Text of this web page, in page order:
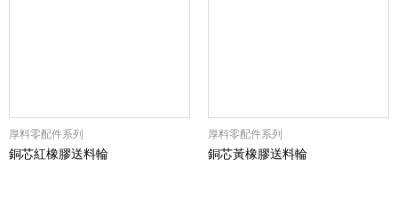
厚料零配件系列
銅芯紅橡膠送料輪
厚料零配件系列
銅芯黃橡膠送料輪